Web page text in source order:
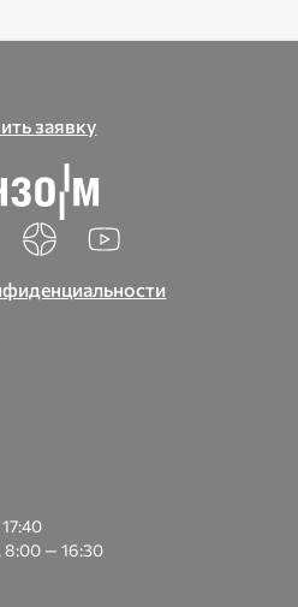
заявку
8:00 — 16:30